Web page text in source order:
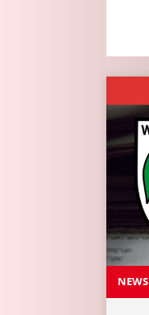
NEWS